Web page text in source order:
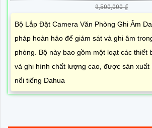
9,500,000 ₫
Bộ Lắp Đặt Camera Văn Phòng Ghi Âm
pháp hoàn hảo để giám sát và ghi âm
phòng. Bộ này bao gồm một loạt các thiết
và ghi hình chất lượng cao, được sản
nổi tiếng Dahua